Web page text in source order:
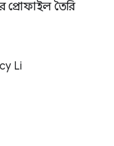
প্রোফাইল তৈরি
Li